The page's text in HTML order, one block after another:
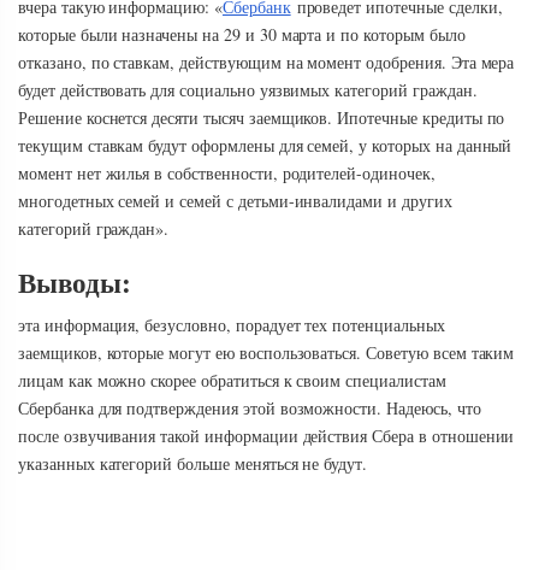
вчера такую информацию: «Сбербанкпроведет ипотечные сделки,
которые были назначены на 29 и 30 марта и по которым было
отказано, по ставкам, действующим на момент одобрения. Эта мера
будет действовать для социально уязвимых категорий граждан.
Решение коснется десяти тысяч заемщиков. Ипотечные кредиты по
текущим ставкам будут оформлены для семей, у которых на данный
момент нет жилья в собственности, родителей-одиночек,
многодетных семей и семей с детьми-инвалидами и других
категорий граждан».
Выводы:
эта информация, безусловно, порадует тех потенциальных
заемщиков, которые могут ею воспользоваться. Советую всем таким
лицам как можно скорее обратиться к своим специалистам
Сбербанка для подтверждения этой возможности. Надеюсь, что
после озвучивания такой информации действия Сбера в отношении
указанных категорий больше меняться не будут.